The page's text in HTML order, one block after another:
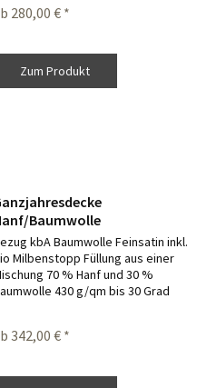
280,00 € *
Zum Produkt
Baumwolle
kbA Baumwolle Feinsatin inkl.
Milbenstopp Füllung aus einer
70 % Hanf und 30 %
430 g/qm bis 30 Grad
342,00 € *